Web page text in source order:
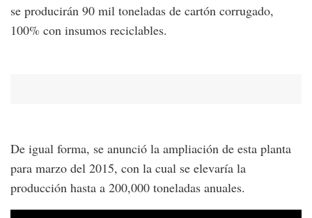
se producirán 90 mil toneladas de cartón corrugado,
100% con insumos reciclables.
De igual forma, se anunció la ampliación de esta planta
para marzo del 2015, con la cual se elevaría la
producción hasta a 200,000 toneladas anuales.